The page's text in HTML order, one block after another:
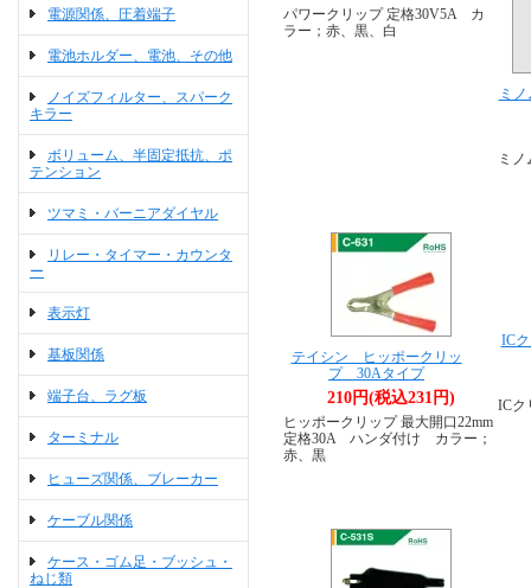
電源関係、圧着端子
電池ホルダー、電池、その他
ノイズフィルター、スパーク
キラー
ボリューム、半固定抵抗、ポ
テンション
ツマミ・バーニアダイヤル
リレー・タイマー・カウンタ
ー
表示灯
基板関係
端子台、ラグ板
ターミナル
ヒューズ関係、ブレーカー
ケーブル関係
ケース・ゴム足・ブッシュ・
ねじ類
パワークリップ 定格30V5A カ
ラー；赤、黒、白
ミ
ミ
テイシン ヒッポークリッ
プ 30Aタイプ
210円(税込231円)
ヒッポークリップ 最大開口22mm
定格30A ハンダ付け カラー；
赤、黒
IC
IC